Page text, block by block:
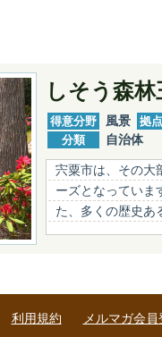
しそう森
得意分野 風景 拠点
分類
自治体
宍粟市は、その大
ーズとなっていま
た、多くの歴史あ
利用規約 メルマガ会員